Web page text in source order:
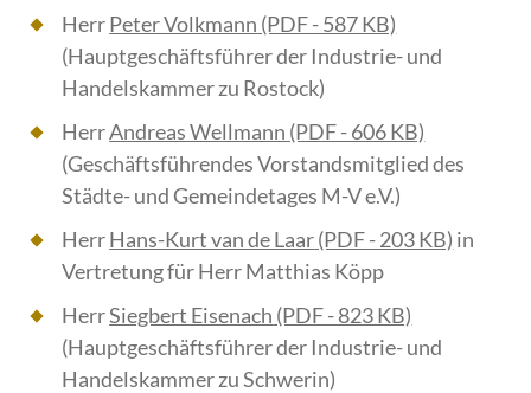
HerrPeter Volkmann (PDF - 587 KB)
(Hauptgeschäftsführer der Industrie- und
Handelskammer zu Rostock)
HerrAndreas Wellmann (PDF - 606 KB)
(Geschäftsführendes Vorstandsmitglied des
Städte- und Gemeindetages M-V e.V.)
HerrHans-Kurt van de Laar(PDF - 203 KB) in
Vertretung für Herr Matthias Köpp
HerrSiegbert Eisenach (PDF - 823 KB)
(Hauptgeschäftsführer der Industrie- und
Handelskammer zu Schwerin)